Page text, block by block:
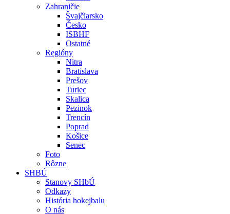
Zahraničie
Švajčiarsko
Česko
ISBHF
Ostatné
Regióny
Nitra
Bratislava
Prešov
Turiec
Skalica
Pezinok
Trencín
Poprad
Košice
Senec
Foto
Rôzne
SHBÚ
Stanovy SHbÚ
Odkazy
História hokejbalu
O nás